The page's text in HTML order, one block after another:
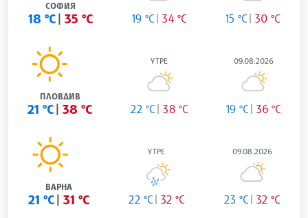
СОФИЯ
18 °C 35 °C 19 °C 34 °C 15 °C 30 °C
ПЛОВДИВ
21 °C 38 °C
УТРЕ
22 °C 38 °C
09.08.2026
19 °C 36 °C
ВАРНА
21 °C 31 °C
УТРЕ
22 °C 32 °C
09.08.2026
23 °C 32 °C